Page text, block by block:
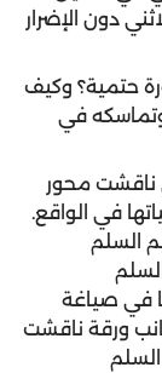
دون الإضرار
حتمية؟ وكيف
في
ناقشت محور
في الواقع.
السلم
في صياغة
ورقة ناقشت